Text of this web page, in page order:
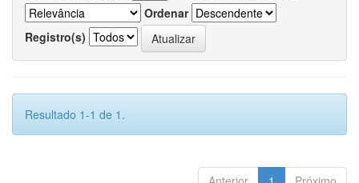
Ordenar
Registro(s)
Resultado 1-1 de 1.